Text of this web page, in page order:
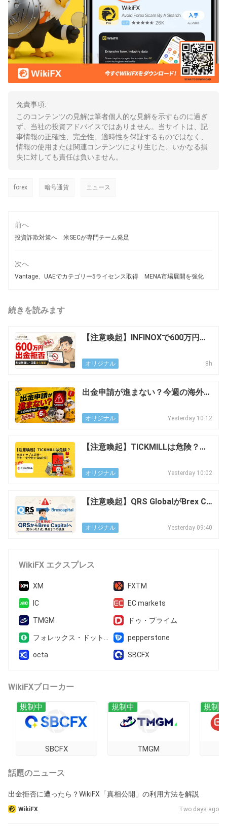
免責事項:
このコンテンツの見解は筆者個人的な見解を示すものに過ぎ
ず、当社の投資アドバイスではありません。当サイトは、記
事情報の正確性、完全性、適時性を保証するものではなく、
情報の使用または関連コンテンツにより生じた、いかなる損
失に対しても責任は負いません。
forex 暗号通貨 ニュース
前へ
投資詐欺対策へ 米SECが専門チーム発足
次へ
Vantage、UAEでカテゴリー5ライセンス取得 MENA市場展開を強化
続きを読みます
【注意喚起】INFINOXで600万円の
し・口座永久解約を訴え
オリジナル 8h
出金申請が進まない？今週の海外F
オリジナル Yesterday 10:12
【注意喚起】TICKMILLは危険？出
ド・出金条件を徹底検証
オリジナル Yesterday 10:02
【注意喚起】QRS GlobalがBrex Ca
オリジナル Yesterday 09:40
WikiFX エクスプレス
XM FXTM
IC EC markets
TMGM ドゥ・プライム
pepperstone
octa SBCFX
WikiFXブローカー
話題のニュース
出金拒否に遭ったら？WikiFX「真相公開」の利用方法を解説
WikiFX Two days ago